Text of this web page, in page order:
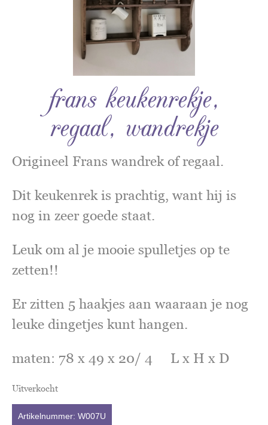
frans keukenrekje,
regaal, wandrekje
Origineel Frans wandrek of regaal.
Dit keukenrek is prachtig, want hij is
nog in zeer goede staat.
Leuk om al je mooie spulletjes op te
zetten!!
Er zitten 5 haakjes aan waaraan je nog
leuke dingetjes kunt hangen.
maten: 78 x 49 x 20/ 4 L x H x D
Uitverkocht
Artikelnummer: W007U